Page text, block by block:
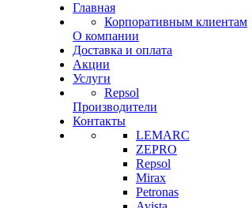
Главная
Корпоративным клиентам
О компании
Доставка и оплата
Акции
Услуги
Repsol
Производители
Контакты
LEMARC
ZEPRO
Repsol
Mirax
Petronas